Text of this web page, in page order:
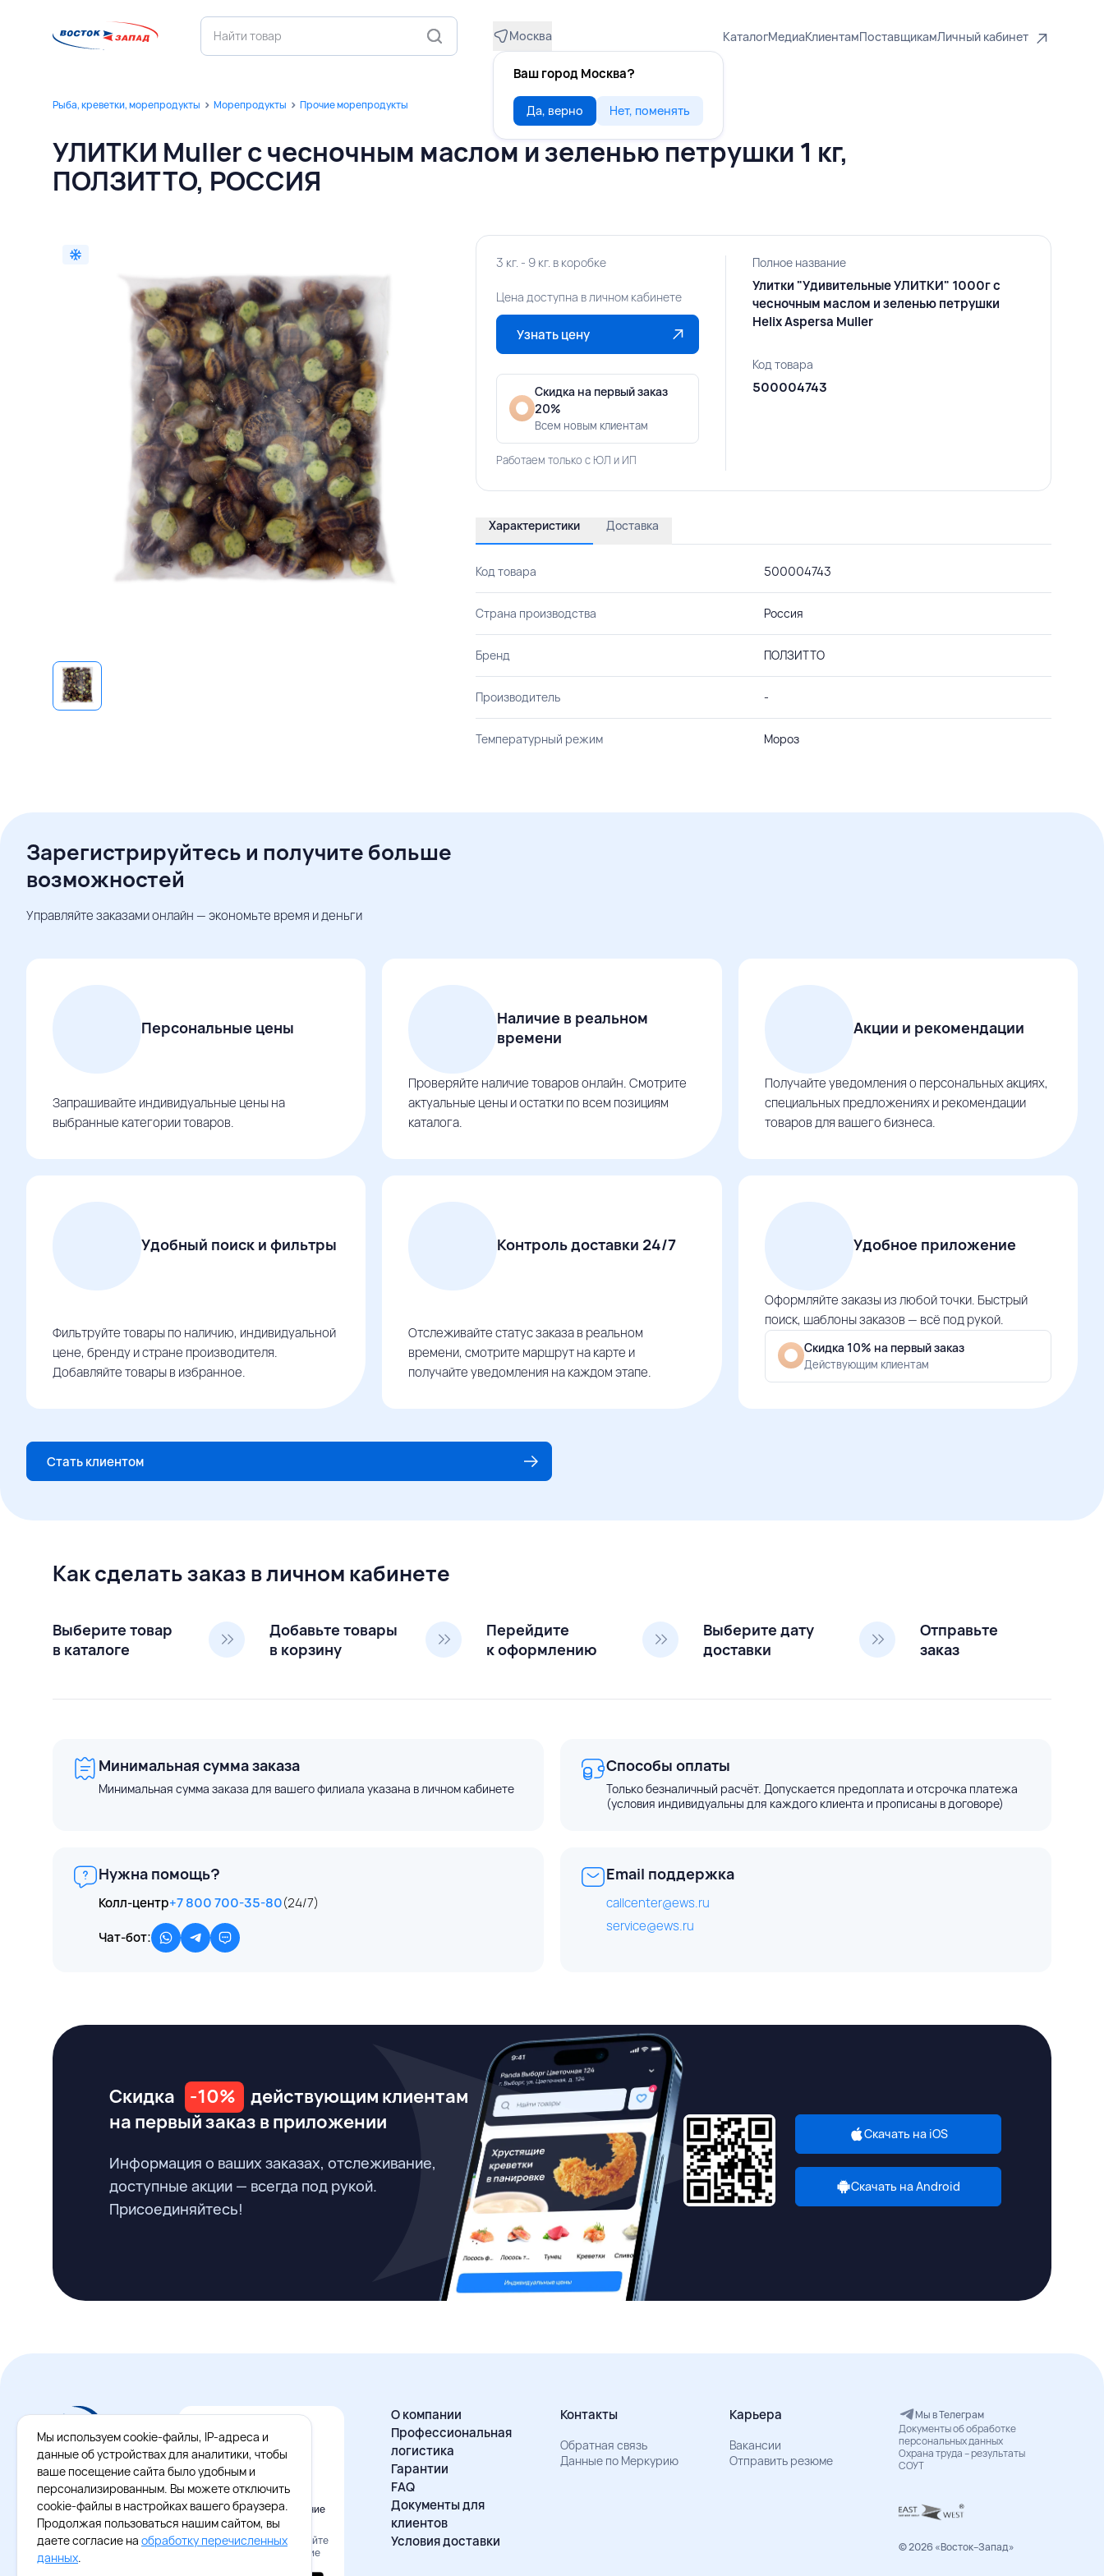
Москва
Ваш город Москва?
Да, верно Нет, поменять
КаталогМедиаКлиентамПоставщикамЛичный кабинет
Рыба, креветки, морепродукты Морепродукты Прочие морепродукты
УЛИТКИ Muller с чесночным маслом и зеленью петрушки 1 кг,
ПОЛЗИТТО, РОССИЯ
3 кг. - 9 кг. в коробке
Цена доступна в личном кабинете
Узнать цену
Скидка на первый заказ
20%
Всем новым клиентам
Работаем только с ЮЛ и ИП
Полное название
Улитки "Удивительные УЛИТКИ" 1000г с
чесночным маслом и зеленью петрушки
Helix Aspersa Muller
Код товара
500004743
Характеристики Доставка
Код товара 500004743
Страна производства Россия
Бренд ПОЛЗИТТО
Производитель -
Температурный режим Мороз
Зарегистрируйтесь и получите больше
возможностей
Управляйте заказами онлайн — экономьте время и деньги
Персональные цены
Запрашивайте индивидуальные цены на
выбранные категории товаров.
Наличие в реальном
времени
Проверяйте наличие товаров онлайн. Смотрите
актуальные цены и остатки по всем позициям
каталога.
Акции и рекомендации
Получайте уведомления о персональных акциях,
специальных предложениях и рекомендации
товаров для вашего бизнеса.
Удобный поиск и фильтры
Фильтруйте товары по наличию, индивидуальной
цене, бренду и стране производителя.
Добавляйте товары в избранное.
Контроль доставки 24/7
Отслеживайте статус заказа в реальном
времени, смотрите маршрут на карте и
получайте уведомления на каждом этапе.
Удобное приложение
Оформляйте заказы из любой точки. Быстрый
поиск, шаблоны заказов — всё под рукой.
Скидка 10% на первый заказ
Действующим клиентам
Стать клиентом
Как сделать заказ в личном кабинете
Выберите товар
в каталоге
Добавьте товары
в корзину
Перейдите
к оформлению
Выберите дату
доставки
Отправьте
заказ
Минимальная сумма заказа
Минимальная сумма заказа для вашего филиала указана в личном кабинете
Способы оплаты
Только безналичный расчёт. Допускается предоплата и отсрочка платежа
(условия индивидуальны для каждого клиента и прописаны в договоре)
Нужна помощь?
Колл-центр+7 800 700-35-80(24/7)
Чат-бот:
Email поддержка
callcenter@ews.ru
service@ews.ru
Скидка -10%
действующим клиентам
на первый заказ в приложении
Информация о ваших заказах, отслеживание,
доступные акции — всегда под рукой.
Присоединяйтесь!
Скачать на iOS
Скачать на Android
Официальное приложение
Восток - Запад
Наведите камеру и скачайте
бесплатное приложение
О компании
Профессиональная
логистика
Гарантии
FAQ
Документы для
клиентов
Условия доставки
Контакты
Обратная связь
Данные по Меркурию
Карьера
Вакансии
Отправить резюме
Мы в Телеграм
Документы об обработке
персональных данных
Охрана труда – результаты
СОУТ
© 2026 «Восток–Запад»
Мы используем cookie-файлы, IP-адреса и
данные об устройствах для аналитики, чтобы
ваше посещение сайта было удобным и
персонализированным. Вы можете отключить
cookie-файлы в настройках вашего браузера.
Продолжая пользоваться нашим сайтом, вы
даете согласие на обработку перечисленных
данных.